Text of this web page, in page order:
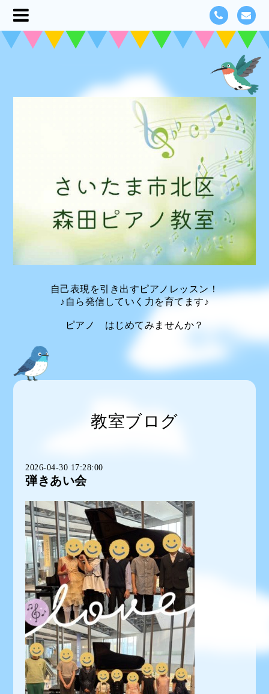
自己表現を引き出すピアノレッスン！
♪自ら発信していく力を育てます♪
ピアノ はじめてみませんか？
教室ブログ
2026-04-30 17:28:00
弾きあい会